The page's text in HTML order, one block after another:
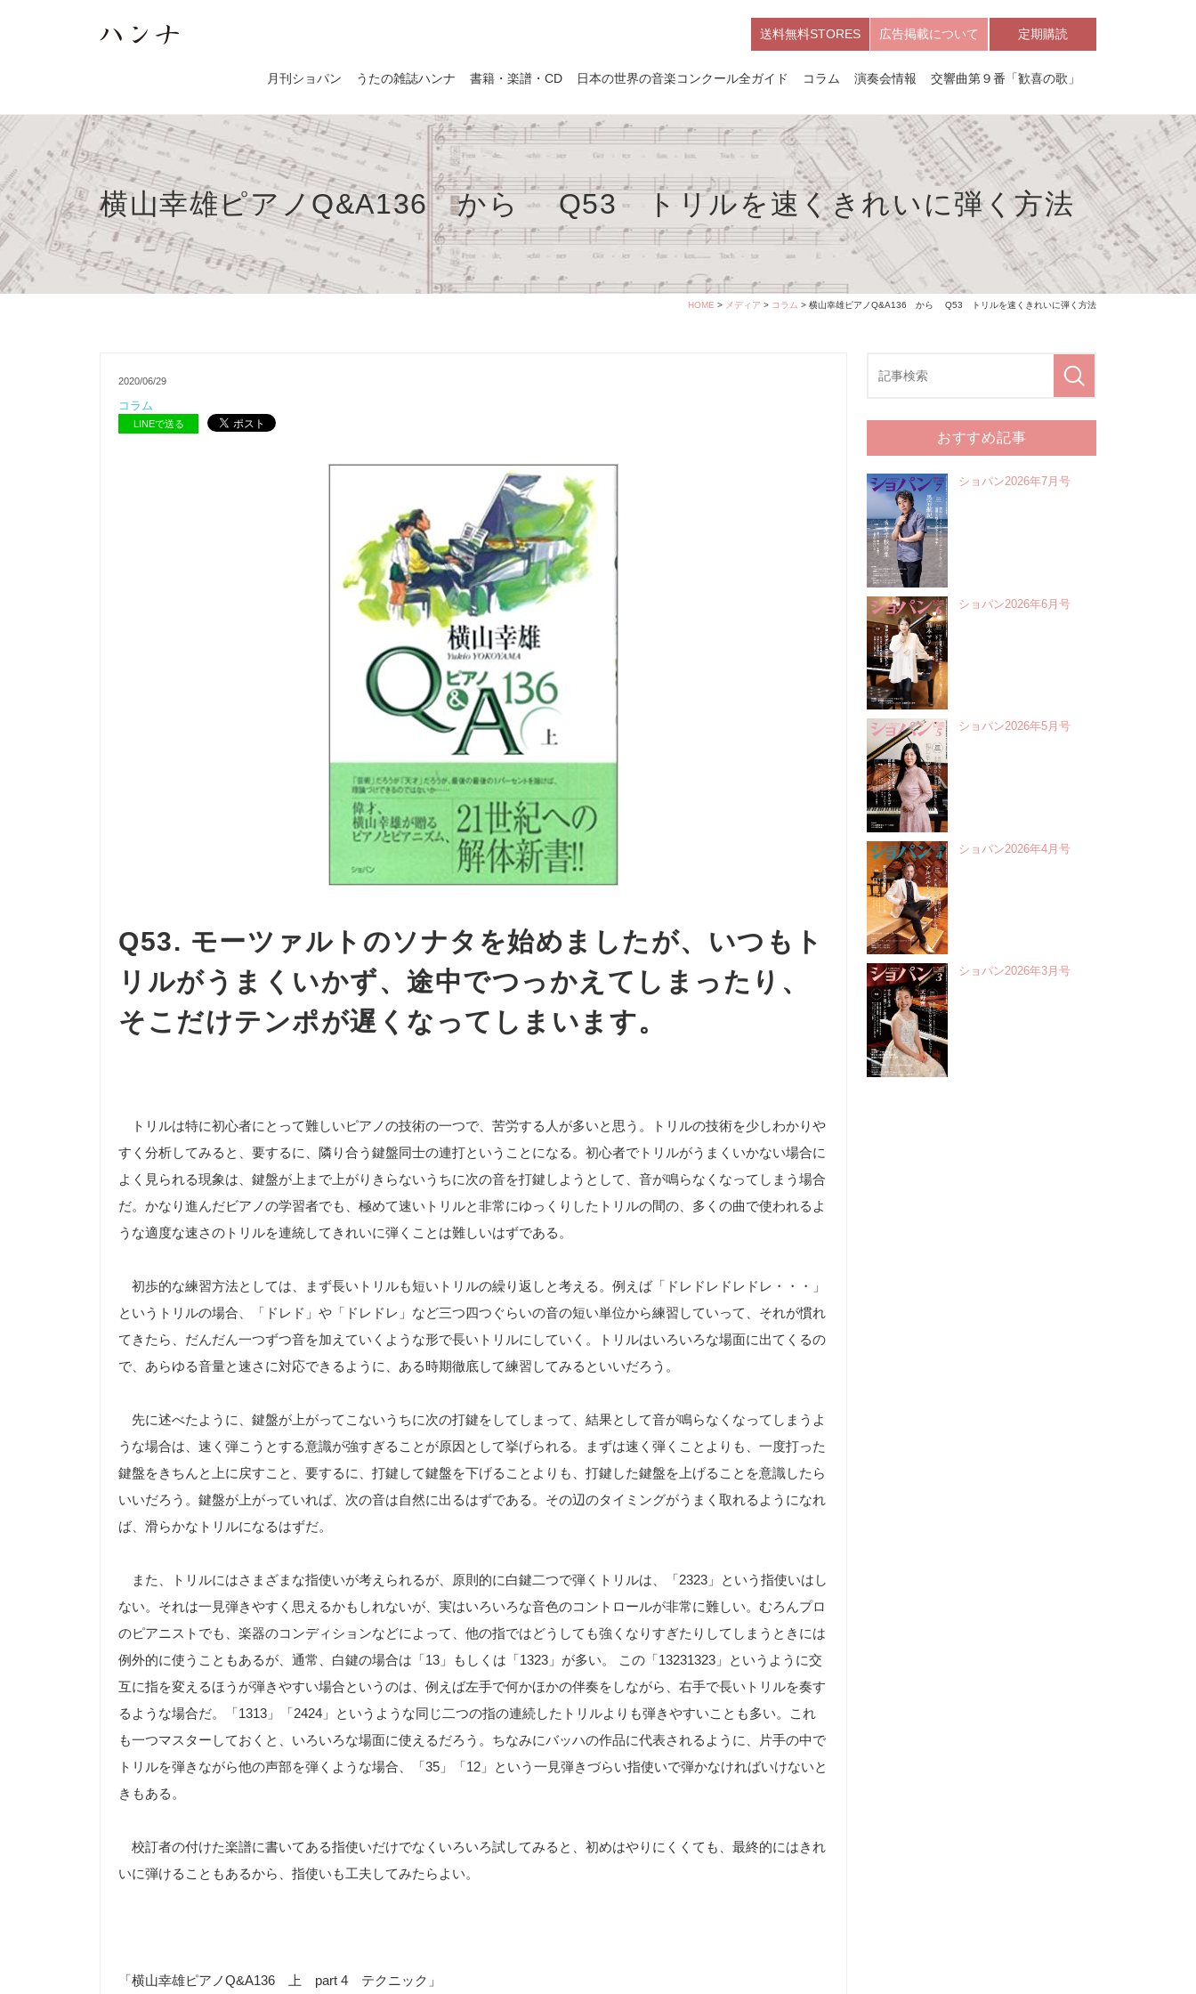
送料無料STORES 広告掲載について 定期購読
月刊ショパン うたの雑誌ハンナ 書籍・楽譜・CD 日本の世界の音楽コンクール全ガイド コラム 演奏会情報 交響曲第９番「歓喜の歌」
横山幸雄ピアノQ&A136 から Q53 トリルを速くきれいに弾く方法
HOME > メディア > コラム > 横山幸雄ピアノQ&A136 から Q53 トリルを速くきれいに弾く方法
2020/06/29
コラム
LINEで送る
Q53. モーツァルトのソナタを始めましたが、いつもト
リルがうまくいかず、途中でつっかえてしまったり、
そこだけテンポが遅くなってしまいます。
トリルは特に初心者にとって難しいピアノの技術の一つで、苦労する人が多いと思う。トリルの技術を少しわかりや
すく分析してみると、要するに、隣り合う鍵盤同士の連打ということになる。初心者でトリルがうまくいかない場合に
よく見られる現象は、鍵盤が上まで上がりきらないうちに次の音を打鍵しようとして、音が鳴らなくなってしまう場合
だ。かなり進んだビアノの学習者でも、極めて速いトリルと非常にゆっくりしたトリルの間の、多くの曲で使われるよ
うな適度な速さのトリルを連統してきれいに弾くことは難しいはずである。
初歩的な練習方法としては、まず長いトリルも短いトリルの繰り返しと考える。例えば「ドレドレドレドレ・・・」
というトリルの場合、「ドレド」や「ドレドレ」など三つ四つぐらいの音の短い単位から練習していって、それが慣れ
てきたら、だんだん一つずつ音を加えていくような形で長いトリルにしていく。トリルはいろいろな場面に出てくるの
で、あらゆる音量と速さに対応できるように、ある時期徹底して練習してみるといいだろう。
先に述べたように、鍵盤が上がってこないうちに次の打鍵をしてしまって、結果として音が鳴らなくなってしまうよ
うな場合は、速く弾こうとする意識が強すぎることが原因として挙げられる。まずは速く弾くことよりも、一度打った
鍵盤をきちんと上に戻すこと、要するに、打鍵して鍵盤を下げることよりも、打鍵した鍵盤を上げることを意識したら
いいだろう。鍵盤が上がっていれば、次の音は自然に出るはずである。その辺のタイミングがうまく取れるようになれ
ば、滑らかなトリルになるはずだ。
また、トリルにはさまざまな指使いが考えられるが、原則的に白鍵二つで弾くトリルは、「2323」という指使いはし
ない。それは一見弾きやすく思えるかもしれないが、実はいろいろな音色のコントロールが非常に難しい。むろんプロ
のピアニストでも、楽器のコンディションなどによって、他の指ではどうしても強くなりすぎたりしてしまうときには
例外的に使うこともあるが、通常、白鍵の場合は「13」もしくは「1323」が多い。 この「13231323」というように交
互に指を変えるほうが弾きやすい場合というのは、例えば左手で何かほかの伴奏をしながら、右手で長いトリルを奏す
るような場合だ。「1313」「2424」というような同じ二つの指の連続したトリルよりも弾きやすいことも多い。これ
も一つマスターしておくと、いろいろな場面に使えるだろう。ちなみにバッハの作品に代表されるように、片手の中で
トリルを弾きながら他の声部を弾くような場合、「35」「12」という一見弾きづらい指使いで弾かなければいけないと
きもある。
校訂者の付けた楽譜に書いてある指使いだけでなくいろいろ試してみると、初めはやりにくくても、最終的にはきれ
いに弾けることもあるから、指使いも工夫してみたらよい。
「横山幸雄ピアノQ&A136 上 part 4 テクニック」
おすすめ記事
ショパン2026年7月号
ショパン2026年6月号
ショパン2026年5月号
ショパン2026年4月号
ショパン2026年3月号